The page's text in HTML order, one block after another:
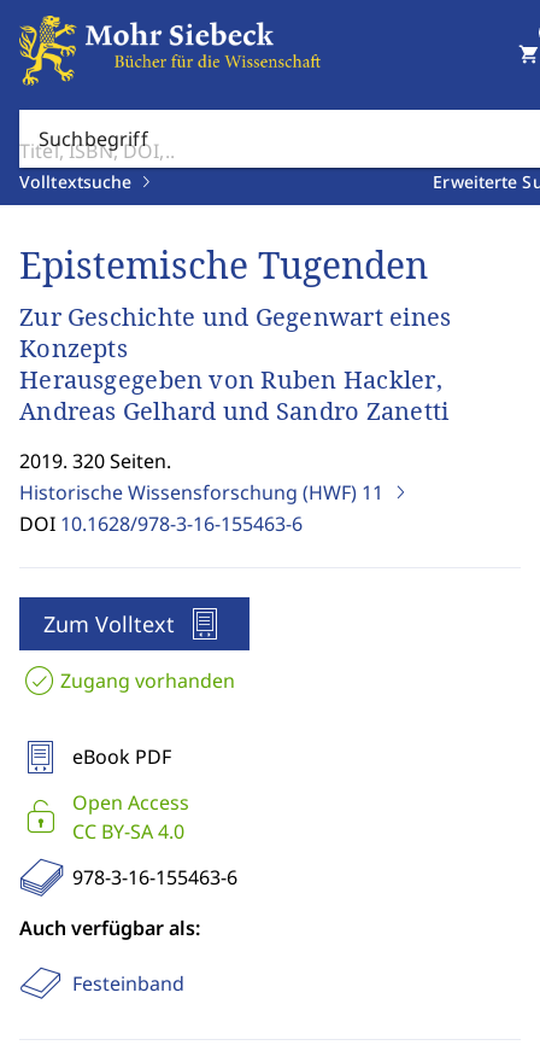
Suchbegriff
Volltextsuche Erweiterte
shopping_cart
Epistemische Tugenden
Zur Geschichte und Gegenwart eines
Konzepts
Herausgegeben von Ruben Hackler,
Andreas Gelhard und Sandro Zanetti
2019. 320 Seiten.
Historische Wissensforschung (HWF) 11
DOI 10.1628/978-3-16-155463-6
Zum Volltext
Zugang vorhanden
eBook PDF
Open Access
CC BY-SA 4.0
978-3-16-155463-6
Auch verfügbar als:
Festeinband